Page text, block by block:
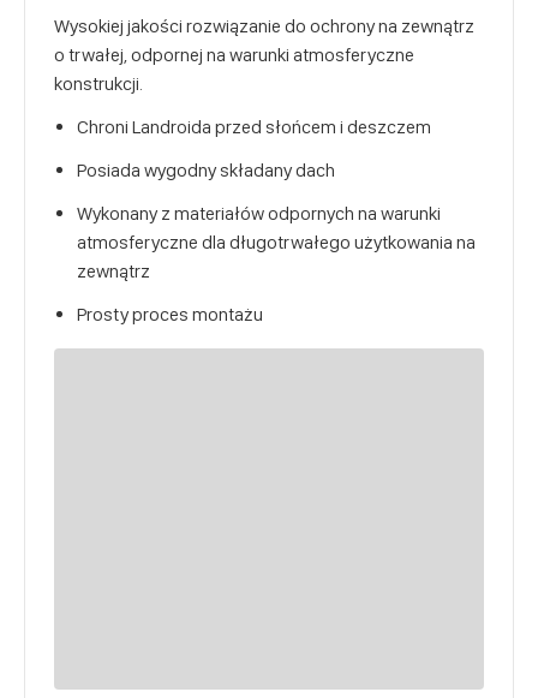
Wysokiej jakości rozwiązanie do ochrony na zewnątrz
o trwałej, odpornej na warunki atmosferyczne
konstrukcji.
Chroni Landroida przed słońcem i deszczem
Posiada wygodny składany dach
Wykonany z materiałów odpornych na warunki
atmosferyczne dla długotrwałego użytkowania na
zewnątrz
Prosty proces montażu